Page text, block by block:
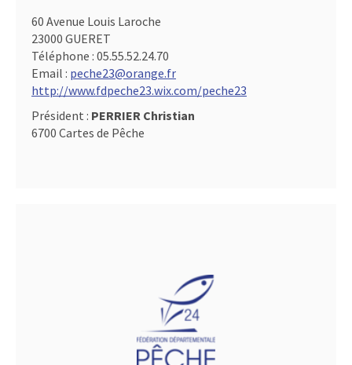
60 Avenue Louis Laroche
23000 GUERET
Téléphone : 05.55.52.24.70
Email : peche23@orange.fr
http://www.fdpeche23.wix.com/peche23
Président : PERRIER Christian
6700 Cartes de Pêche